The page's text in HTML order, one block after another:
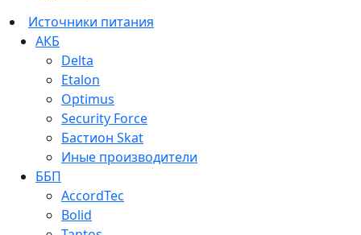
Источники питания
АКБ
Delta
Etalon
Optimus
Security Force
Бастион Skat
Иные производители
ББП
AccordTec
Bolid